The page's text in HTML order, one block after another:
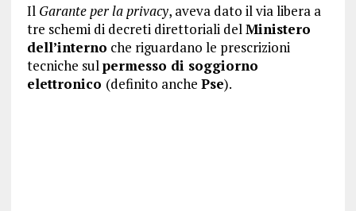
Il Garante per la privacy, aveva dato il via libera a
tre schemi di decreti direttoriali delMinistero
dell’interno che riguardano le prescrizioni
tecniche sulpermesso di soggiorno
elettronico (definito anche Pse).